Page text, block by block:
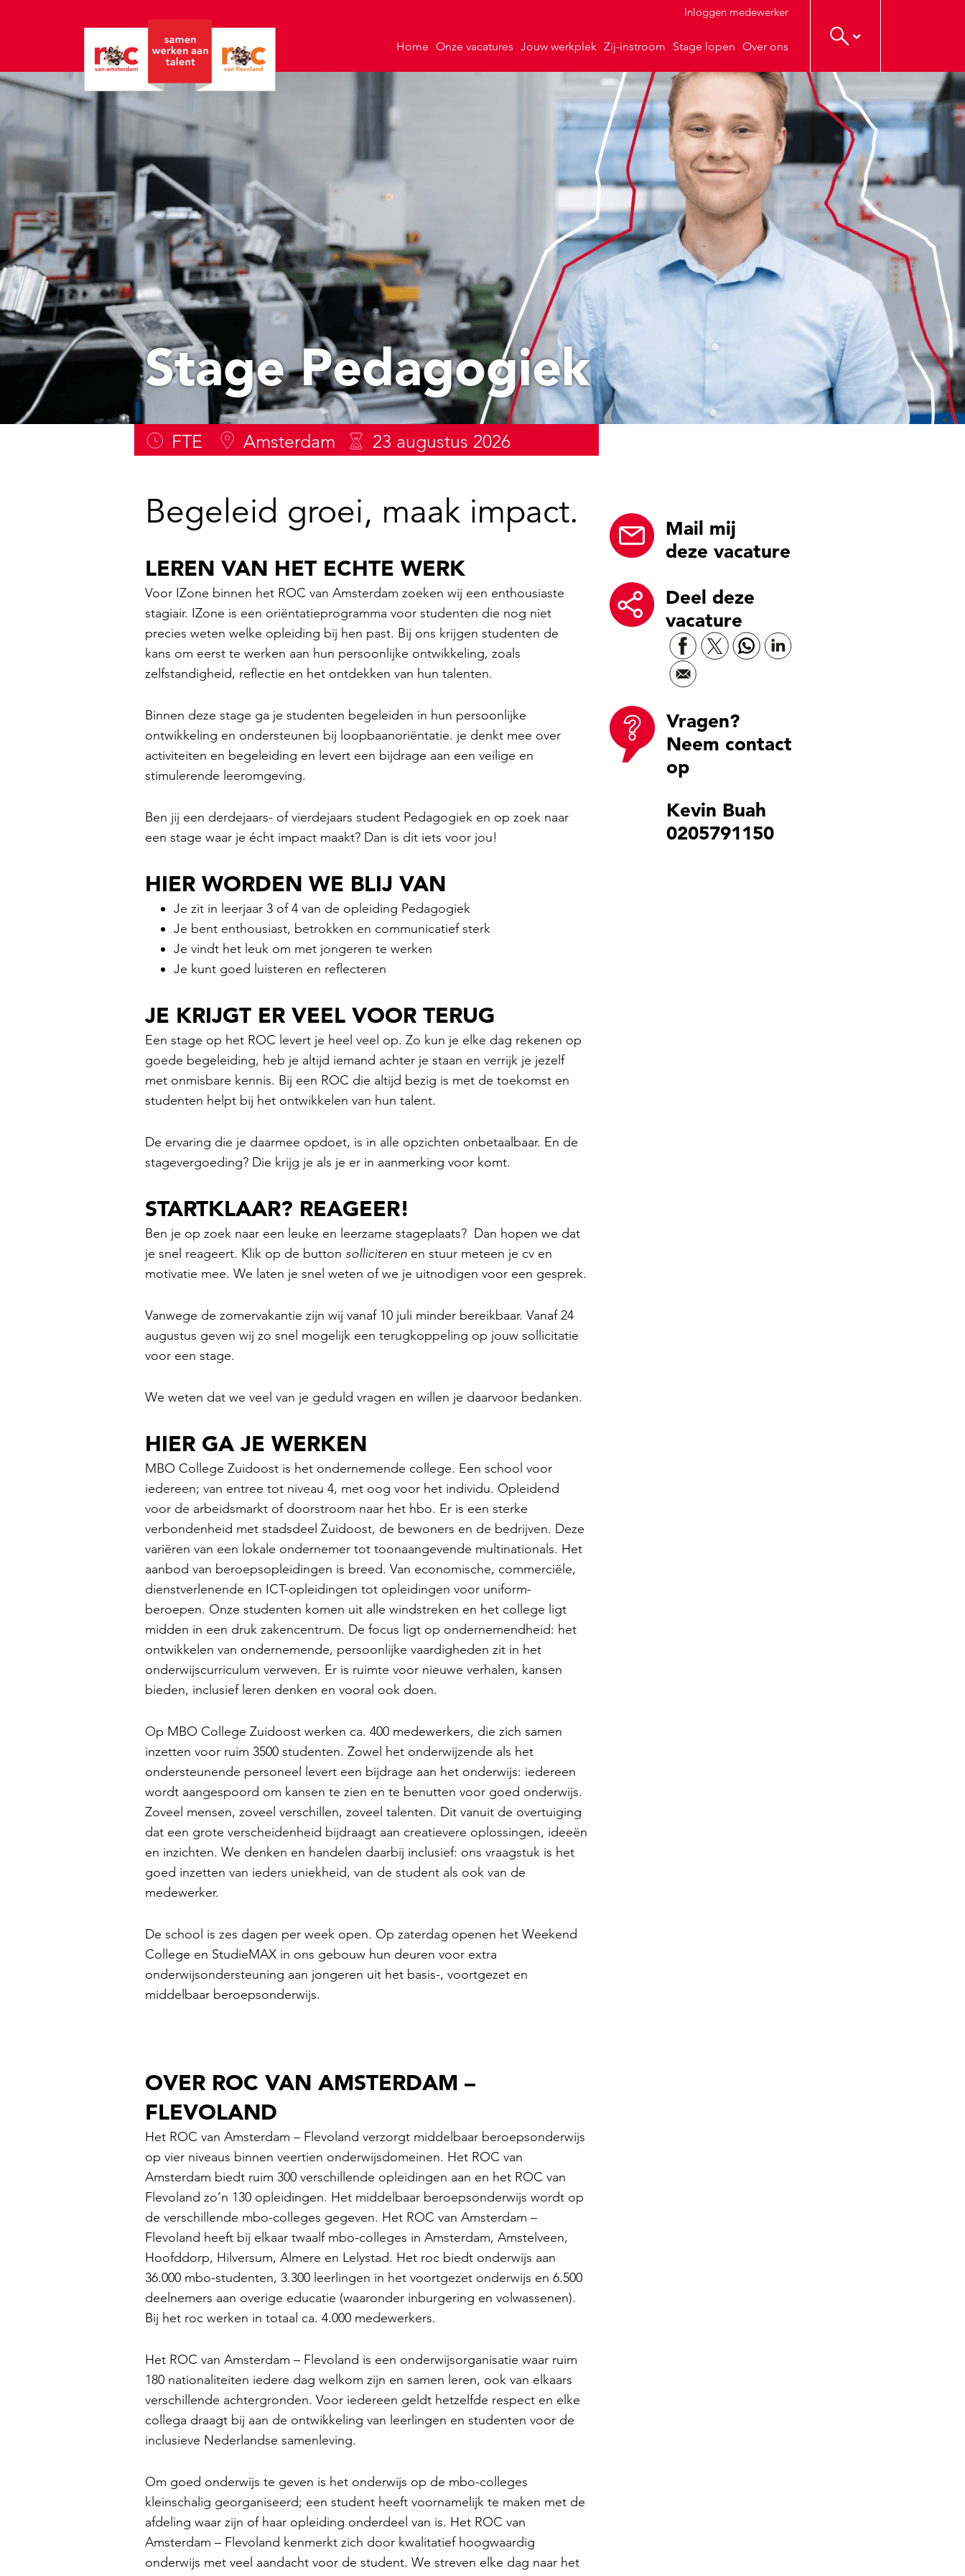
Inloggen medewerker
Home Onze vacatures Jouw werkplek Zij-instroom Stage lopen Over ons
Stage Pedagogiek
FTE Amsterdam 23 augustus 2026
Begeleid groei, maak impact.
LEREN VAN HET ECHTE WERK
Voor IZone binnen het ROC van Amsterdam zoeken wij een enthousiaste
stagiair. IZone is een oriëntatieprogramma voor studenten die nog niet
precies weten welke opleiding bij hen past. Bij ons krijgen studenten de
kans om eerst te werken aan hun persoonlijke ontwikkeling, zoals
zelfstandigheid, reflectie en het ontdekken van hun talenten.
Binnen deze stage ga je studenten begeleiden in hun persoonlijke
ontwikkeling en ondersteunen bij loopbaanoriëntatie. je denkt mee over
activiteiten en begeleiding en levert een bijdrage aan een veilige en
stimulerende leeromgeving.
Ben jij een derdejaars- of vierdejaars student Pedagogiek en op zoek naar
een stage waar je écht impact maakt? Dan is dit iets voor jou!
HIER WORDEN WE BLIJ VAN
Je zit in leerjaar 3 of 4 van de opleiding Pedagogiek
Je bent enthousiast, betrokken en communicatief sterk
Je vindt het leuk om met jongeren te werken
Je kunt goed luisteren en reflecteren
JE KRIJGT ER VEEL VOOR TERUG
Een stage op het ROC levert je heel veel op. Zo kun je elke dag rekenen op
goede begeleiding, heb je altijd iemand achter je staan en verrijk je jezelf
met onmisbare kennis. Bij een ROC die altijd bezig is met de toekomst en
studenten helpt bij het ontwikkelen van hun talent.
De ervaring die je daarmee opdoet, is in alle opzichten onbetaalbaar. En de
stagevergoeding? Die krijg je als je er in aanmerking voor komt.
STARTKLAAR? REAGEER!
Ben je op zoek naar een leuke en leerzame stageplaats? Dan hopen we dat
je snel reageert. Klik op de button solliciteren en stuur meteen je cv en
motivatie mee. We laten je snel weten of we je uitnodigen voor een gesprek.
Vanwege de zomervakantie zijn wij vanaf 10 juli minder bereikbaar. Vanaf 24
augustus geven wij zo snel mogelijk een terugkoppeling op jouw sollicitatie
voor een stage.
We weten dat we veel van je geduld vragen en willen je daarvoor bedanken.
HIER GA JE WERKEN
MBO College Zuidoost is het ondernemende college. Een school voor
iedereen; van entree tot niveau 4, met oog voor het individu. Opleidend
voor de arbeidsmarkt of doorstroom naar het hbo. Er is een sterke
verbondenheid met stadsdeel Zuidoost, de bewoners en de bedrijven. Deze
variëren van een lokale ondernemer tot toonaangevende multinationals. Het
aanbod van beroepsopleidingen is breed. Van economische, commerciële,
dienstverlenende en ICT-opleidingen tot opleidingen voor uniform-
beroepen. Onze studenten komen uit alle windstreken en het college ligt
midden in een druk zakencentrum. De focus ligt op ondernemendheid: het
ontwikkelen van ondernemende, persoonlijke vaardigheden zit in het
onderwijscurriculum verweven. Er is ruimte voor nieuwe verhalen, kansen
bieden, inclusief leren denken en vooral ook doen.
Op MBO College Zuidoost werken ca. 400 medewerkers, die zich samen
inzetten voor ruim 3500 studenten. Zowel het onderwijzende als het
ondersteunende personeel levert een bijdrage aan het onderwijs: iedereen
wordt aangespoord om kansen te zien en te benutten voor goed onderwijs.
Zoveel mensen, zoveel verschillen, zoveel talenten. Dit vanuit de overtuiging
dat een grote verscheidenheid bijdraagt aan creatievere oplossingen, ideeën
en inzichten. We denken en handelen daarbij inclusief: ons vraagstuk is het
goed inzetten van ieders uniekheid, van de student als ook van de
medewerker.
De school is zes dagen per week open. Op zaterdag openen het Weekend
College en StudieMAX in ons gebouw hun deuren voor extra
onderwijsondersteuning aan jongeren uit het basis-, voortgezet en
middelbaar beroepsonderwijs.
OVER ROC VAN AMSTERDAM –
FLEVOLAND
Het ROC van Amsterdam – Flevoland verzorgt middelbaar beroepsonderwijs
op vier niveaus binnen veertien onderwijsdomeinen. Het ROC van
Amsterdam biedt ruim 300 verschillende opleidingen aan en het ROC van
Flevoland zo’n 130 opleidingen. Het middelbaar beroepsonderwijs wordt op
de verschillende mbo-colleges gegeven. Het ROC van Amsterdam –
Flevoland heeft bij elkaar twaalf mbo-colleges in Amsterdam, Amstelveen,
Hoofddorp, Hilversum, Almere en Lelystad. Het roc biedt onderwijs aan
36.000 mbo-studenten, 3.300 leerlingen in het voortgezet onderwijs en 6.500
deelnemers aan overige educatie (waaronder inburgering en volwassenen).
Bij het roc werken in totaal ca. 4.000 medewerkers.
Het ROC van Amsterdam – Flevoland is een onderwijsorganisatie waar ruim
180 nationaliteiten iedere dag welkom zijn en samen leren, ook van elkaars
verschillende achtergronden. Voor iedereen geldt hetzelfde respect en elke
collega draagt bij aan de ontwikkeling van leerlingen en studenten voor de
inclusieve Nederlandse samenleving.
Om goed onderwijs te geven is het onderwijs op de mbo-colleges
kleinschalig georganiseerd; een student heeft voornamelijk te maken met de
afdeling waar zijn of haar opleiding onderdeel van is. Het ROC van
Amsterdam – Flevoland kenmerkt zich door kwalitatief hoogwaardig
onderwijs met veel aandacht voor de student. We streven elke dag naar het
Mail mij
deze vacature
Deel deze
vacature
Vragen?
Neem contact
op
Kevin Buah
0205791150